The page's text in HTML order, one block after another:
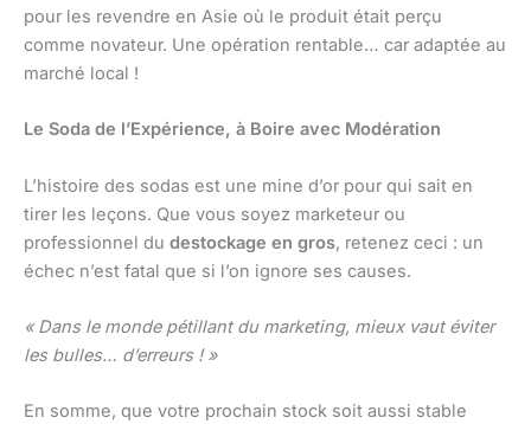
pour les revendre en Asie où le produit était perçu
comme novateur. Une opération rentable… car adaptée au
marché local !
Le Soda de l’Expérience, à Boire avec Modération
L’histoire des sodas est une mine d’or pour qui sait en
tirer les leçons. Que vous soyez marketeur ou
professionnel du destockage en gros, retenez ceci : un
échec n’est fatal que si l’on ignore ses causes.
« Dans le monde pétillant du marketing, mieux vaut éviter
les bulles… d’erreurs ! »
En somme, que votre prochain stock soit aussi stable